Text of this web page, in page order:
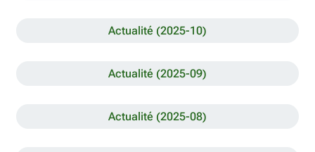
Actualité (2025-10)
Actualité (2025-09)
Actualité (2025-08)